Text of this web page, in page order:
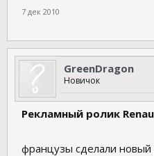
7 дек 2010
GreenDragon
Новичок
Рекламный ролик
французы сделали